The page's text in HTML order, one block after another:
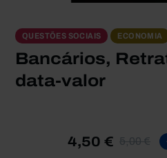
QUESTÕES SOCIAIS ECONOMIA
Bancários,
data-valor
4,50 € 5,00 €